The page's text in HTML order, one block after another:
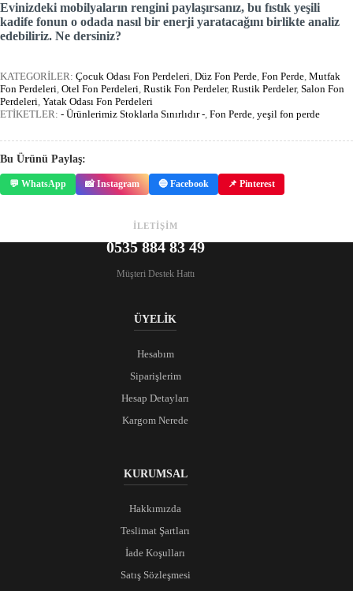
Evinizdeki mobilyaların rengini paylaşırsanız, bu fıstık yeşili
kadife fonun o odada nasıl bir enerji yaratacağını birlikte analiz
edebiliriz. Ne dersiniz?
KATEGORİLER: Çocuk Odası Fon Perdeleri, Düz Fon Perde, Fon Perde, Mutfak
Fon Perdeleri, Otel Fon Perdeleri, Rustik Fon Perdeler, Rustik Perdeler, Salon Fon
Perdeleri, Yatak Odası Fon Perdeleri
ETİKETLER: - Ürünlerimiz Stoklarla Sınırlıdır -, Fon Perde, yeşil fon perde
Bu Ürünü Paylaş:
💬 WhatsApp 📸 Instagram 🔵 Facebook 📌 Pinterest
İLETİŞİM
0535 884 83 49
Müşteri Destek Hattı
ÜYELİK
Hesabım
Siparişlerim
Hesap Detayları
Kargom Nerede
KURUMSAL
Hakkımızda
Teslimat Şartları
İade Koşulları
Satış Sözleşmesi